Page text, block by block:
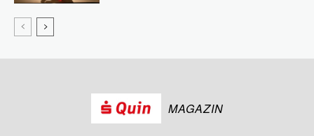
MAGAZIN